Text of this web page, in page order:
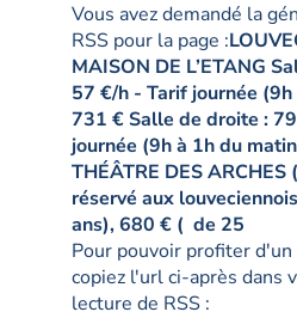
Vous avez demandé la
RSS pour la page :
MAISON DE L’ETANG
57 €/h - Tarif journée
731 € Salle de droite :
journée (9h à 1h du
THÉÂTRE DES
réservé aux
ans), 680 € ( de 25
Pour pouvoir profiter
copiez l'url ci-après dans
lecture de RSS :